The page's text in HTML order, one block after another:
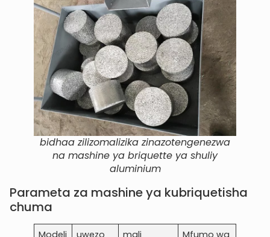
bidhaa zilizomalizika zinazotengenezwa
na mashine ya briquette ya shuliy
aluminium
Parameta za mashine ya kubriquetisha
chuma
Modeli uwezo mali
Mfumo wa